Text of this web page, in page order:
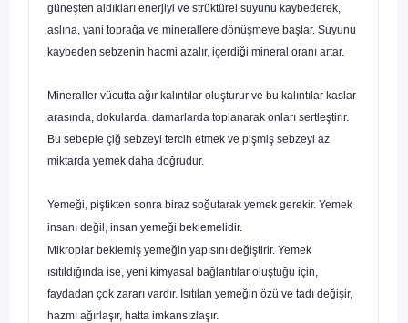
güneşten aldıkları enerjiyi ve strüktürel suyunu kaybederek,
aslına, yani toprağa ve mineral­lere dönüşmeye başlar. Suyunu
kaybeden sebzenin hacmi azalır, içerdiği mineral oranı artar.
Mineraller vücutta ağır kalıntılar oluşturur ve bu kalıntılar kaslar
arasın­da, dokularda, damarlarda toplanarak onları sertleştirir.
Bu sebeple çiğ seb­zeyi tercih etmek ve pişmiş sebzeyi az
miktarda yemek daha doğrudur.
Yemeği, piştikten sonra biraz soğutarak yemek gerekir. Yemek
insanı değil, insan yemeği beklemelidir.
Mikroplar beklemiş yemeğin yapısını değiştirir. Yemek
ısıtıldığında ise, yeni kimyasal bağlantılar oluştuğu için,
faydadan çok zararı vardır. Isıtılan yemeğin özü ve tadı değişir,
hazmı ağırlaşır, hatta imkansızlaşır.